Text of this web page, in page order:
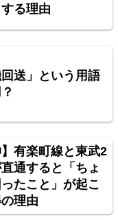
増補版
る理由
回送」という用語
】有楽町線と東武2
通すると「ちょ
たこと」が起こ
理由